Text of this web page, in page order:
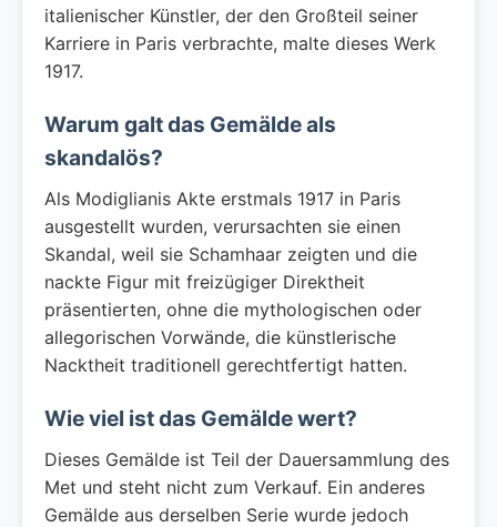
italienischer Künstler, der den Großteil seiner
Karriere in Paris verbrachte, malte dieses Werk
1917.
Warum galt das Gemälde als
skandalös?
Als Modiglianis Akte erstmals 1917 in Paris
ausgestellt wurden, verursachten sie einen
Skandal, weil sie Schamhaar zeigten und die
nackte Figur mit freizügiger Direktheit
präsentierten, ohne die mythologischen oder
allegorischen Vorwände, die künstlerische
Nacktheit traditionell gerechtfertigt hatten.
Wie viel ist das Gemälde wert?
Dieses Gemälde ist Teil der Dauersammlung des
Met und steht nicht zum Verkauf. Ein anderes
Gemälde aus derselben Serie wurde jedoch